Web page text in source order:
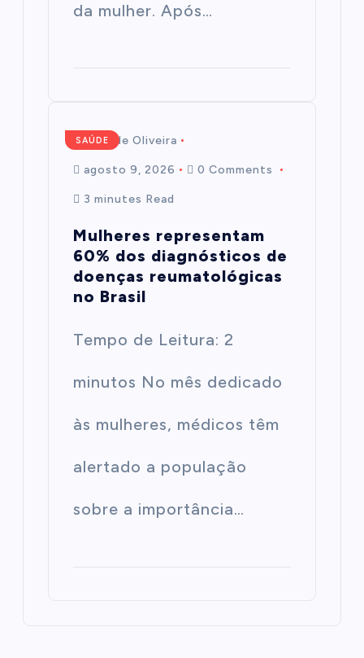
da mulher. Após…
SAÚDE
Mairim de Oliveira
agosto 9, 2026 0 Comments
3 minutes Read
Mulheres representam
60% dos diagnósticos de
doenças reumatológicas
no Brasil
Tempo de Leitura: 2
minutos No mês dedicado
às mulheres, médicos têm
alertado a população
sobre a importância…